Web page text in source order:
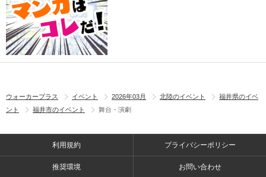
ウォーカープラス イベント 2026年03月 北陸のイベント
福井県のイベ
ント
福井市のイベント 舞台・演劇
利用規約 プライバシーポリシー
推奨環境 お問い合わせ